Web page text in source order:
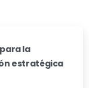
la
estratégica